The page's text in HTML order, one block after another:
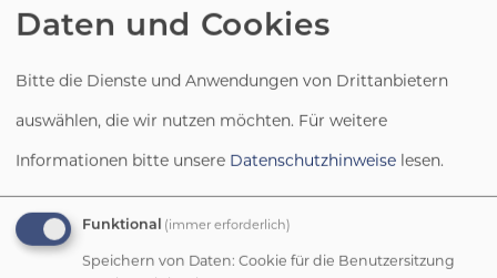
Meldestelle
Die Meldestelle für sexualisierte
Gewalt in der Evang.-Luth. Kirche
Bayern ist die Anlaufstelle für alle
Verdachtsfälle und Meldungen im
Zusammenhang mit sexuellen
Daten und Cookies
Bitte die Dienste und Anwendungen von Drittanbietern
auswählen, die wir nutzen möchten. Für weitere
Informationen bitte unsere Datenschutzhinweise lesen.
Funktional (immer erforderlich)
Speichern von Daten: Cookie für die Benutzersitzung